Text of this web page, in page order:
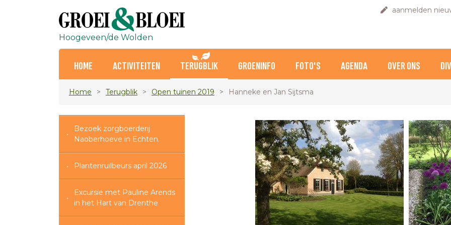
aanmelden
Hoogeveen/de Wolden
HOME ACTIVITEITEN TERUGBLIK GROENINFO FOTO'S AGENDA OVER ONS
Home Terugblik Open tuinen 2019 Hanneke en Jan Sijtsma
Bezoek zorgboerderij
Naoberhoeve in Echten.
Plantenruilbeurs april 2026
Excursie met Pauline Arends
in het Hart van Drenthe